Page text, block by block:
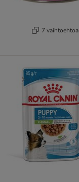
7 vaihtoehtoa